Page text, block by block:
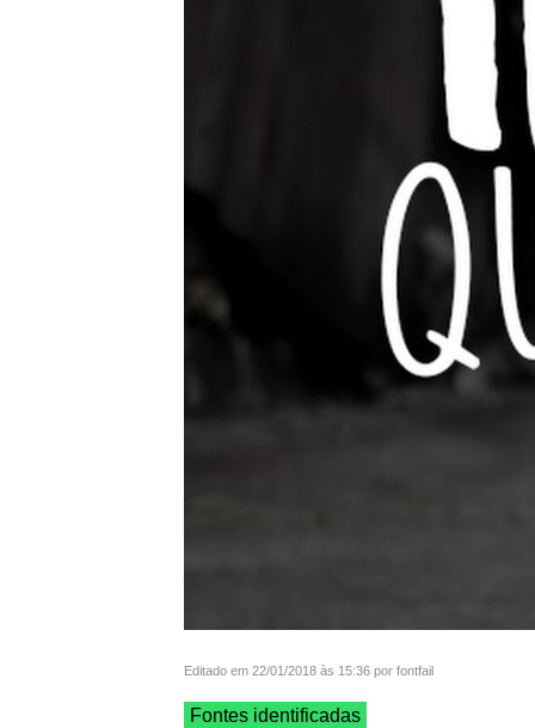
Editado em 22/01/2018 às 15:36 por fontfail
Fontes identificadas